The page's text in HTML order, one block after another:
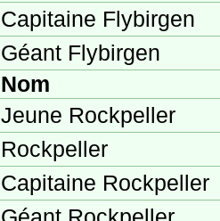
Capitaine Flybirgen
Géant Flybirgen
Nom
Jeune Rockpeller
Rockpeller
Capitaine Rockpeller